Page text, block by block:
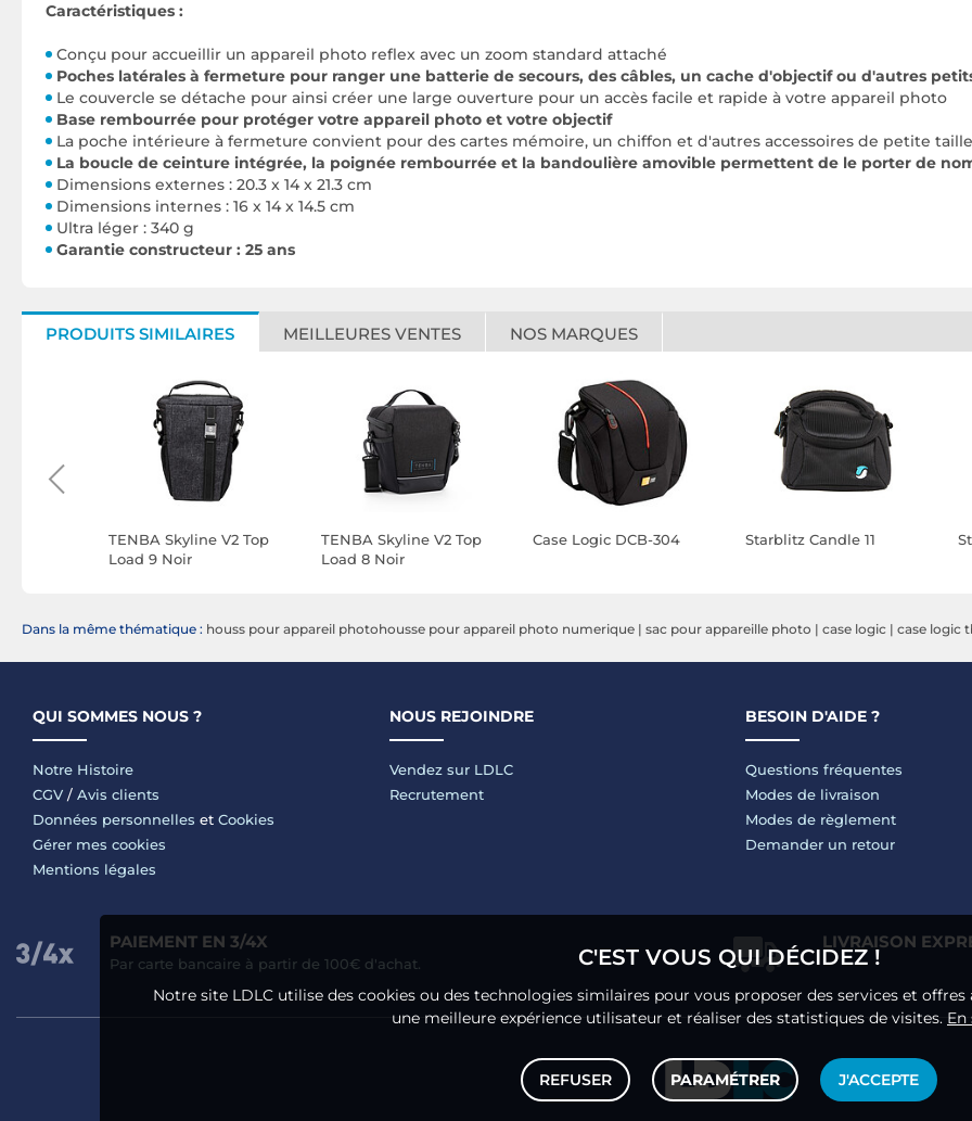
C'EST VOUS QUI DÉCIDEZ !
Notre site LDLC utilise des cookies ou des technologies similaires pour vous proposer des services et
une meilleure expérience utilisateur et réaliser des statistiques de visites. En
REFUSER PARAMÉTRER J'ACCEPTE
Caractéristiques :
Conçu pour accueillir un appareil photo reflex avec un zoom standard attaché
Poches latérales à fermeture pour ranger une batterie de secours, des câbles, un cache d'objectif ou d'autres
Le couvercle se détache pour ainsi créer une large ouverture pour un accès facile et rapide à votre appareil photo
Base rembourrée pour protéger votre appareil photo et votre objectif
La poche intérieure à fermeture convient pour des cartes mémoire, un chiffon et d'autres accessoires de petite taille
La boucle de ceinture intégrée, la poignée rembourrée et la bandoulière amovible permettent de le porter de
Dimensions externes : 20.3 x 14 x 21.3 cm
Dimensions internes : 16 x 14 x 14.5 cm
Ultra léger : 340 g
Garantie constructeur : 25 ans
PRODUITS SIMILAIRES MEILLEURES VENTES NOS MARQUES
TENBA Skyline V2 Top
Load 9 Noir
TENBA Skyline V2 Top
Load 8 Noir
Case Logic DCB-304 Starblitz Candle 11
Dans la même thématique : houss pour appareil photohousse pour appareil photo numerique | sac pour appareille photo | case logic | case logic
QUI SOMMES NOUS ?
Notre Histoire
CGV / Avis clients
Données personnelles et Cookies
Gérer mes cookies
Mentions légales
NOUS REJOINDRE
Vendez sur LDLC
Recrutement
BESOIN D'AIDE ?
Questions fréquentes
Modes de livraison
Modes de règlement
Demander un retour
PAIEMENT EN 3/4X
Par carte bancaire à partir de 100€ d'achat.
LIVRAISON